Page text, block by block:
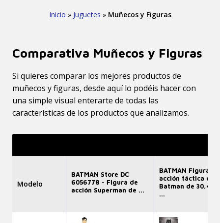
Inicio » Juguetes » Muñecos y Figuras
Comparativa Muñecos y Figuras
Si quieres comparar los mejores productos de
muñecos y figuras, desde aquí lo podéis hacer con
una simple visual enterarte de todas las
características de los productos que analizamos.
Modelo
BATMAN Store DC
6056778 - Figura de
acción Superman de ...
BATMAN Figura de
acción táctica de
Batman de 30,48
...